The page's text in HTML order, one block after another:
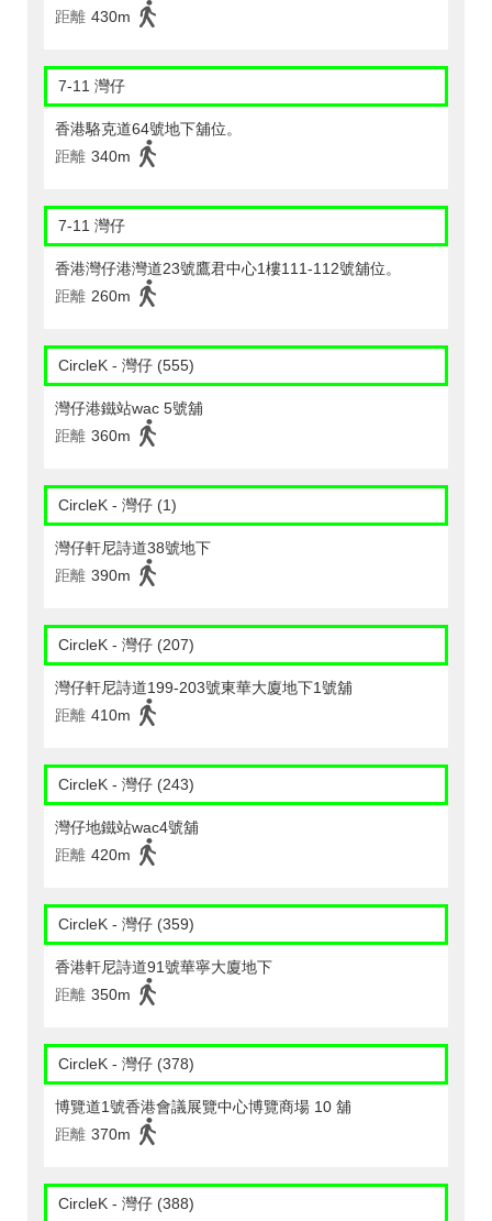
距離 430m
7-11 灣仔
香港駱克道64號地下舖位。
距離 340m
7-11 灣仔
香港灣仔港灣道23號鷹君中心1樓111-112號舖位。
距離 260m
CircleK - 灣仔 (555)
灣仔港鐵站wac 5號舖
距離 360m
CircleK - 灣仔 (1)
灣仔軒尼詩道38號地下
距離 390m
CircleK - 灣仔 (207)
灣仔軒尼詩道199-203號東華大廈地下1號舖
距離 410m
CircleK - 灣仔 (243)
灣仔地鐵站wac4號舖
距離 420m
CircleK - 灣仔 (359)
香港軒尼詩道91號華寧大廈地下
距離 350m
CircleK - 灣仔 (378)
博覽道1號香港會議展覽中心博覽商場 10 舖
距離 370m
CircleK - 灣仔 (388)